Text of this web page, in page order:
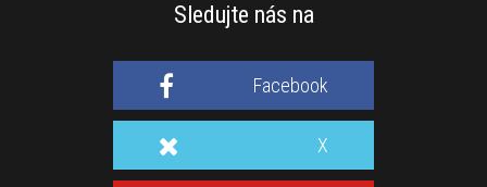
Sledujte nás na
Facebook
X